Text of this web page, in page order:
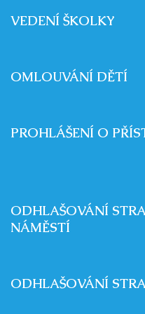
VEDENÍ ŠKOLKY
OMLOUVÁNÍ DĚTÍ
PROHLÁŠENÍ O
ODHLAŠOVÁNÍ
NÁMĚSTÍ
ODHLAŠOVÁNÍ